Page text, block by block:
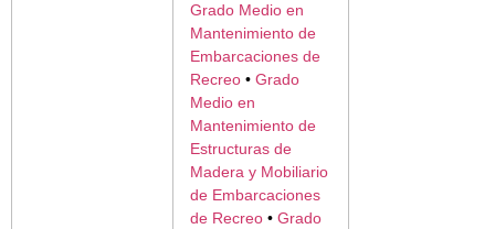
Grado Medio en
Mantenimiento de
Embarcaciones de
Recreo • Grado
Medio en
Mantenimiento de
Estructuras de
Madera y Mobiliario
de Embarcaciones
de Recreo • Grado